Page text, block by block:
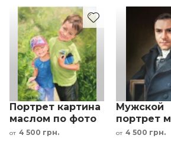
девушка
природе
Портрет картина
маслом по фото
под заказ - дети
от 4 500 грн.
Мужской
портрет
по фото
от 4 500 грн.